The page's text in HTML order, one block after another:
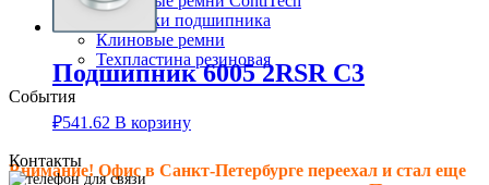
Сальники подшипника
Клиновые ремни
Техпластина резиновая
События
Внимание! Офис в Санкт-Петербурге переехал и стал еще
Подшипник 6005 2RSR C3
₽541.62 В корзину
Контакты